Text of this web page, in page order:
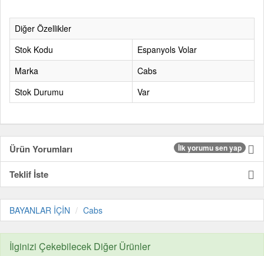
Diğer Özellikler
Stok Kodu
Espanyols Volar
Marka
Cabs
Stok Durumu
Var
Ürün Yorumları İlk yorumu sen yap
Teklif İste
BAYANLAR İÇİN Cabs
İlginizi Çekebilecek Diğer Ürünler